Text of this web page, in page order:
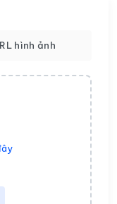
hình ảnh